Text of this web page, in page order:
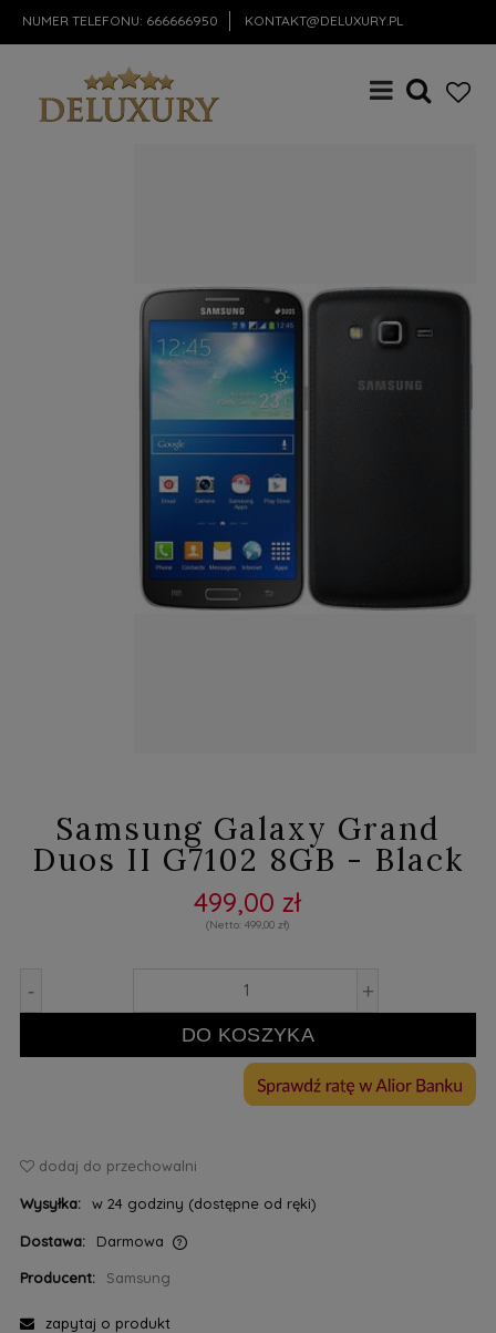
NUMER TELEFONU: 666666950 KONTAKT@DELUXURY.PL
Samsung Galaxy Grand
Duos II G7102 8GB - Black
499,00 zł
499,00 zł
- +
DO KOSZYKA
dodaj do przechowalni
Wysyłka: w 24 godziny (dostępne od ręki)
Dostawa:
Darmowa
Producent:
Samsung
zapytaj o produkt